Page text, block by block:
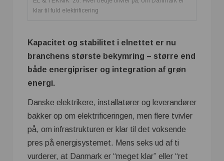
klar til fuld elektrificering
Kapacitet og stabilitet i elnettet er nu
branchens største bekymring – større end
både energipriser og integration af grøn
energi.
Danske elektrikere, installatører og leverandører
bakker op om elektrificeringen, men flere tvivler
på, om infrastrukturen er klar til det voksende
pres på energisystemet. Mens seks ud af ti
vurderer, at Danmark er “meget klar” eller “ret